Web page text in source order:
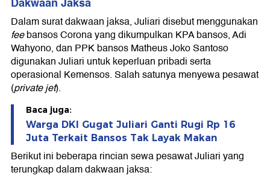
Dalam surat dakwaan jaksa, Juliari disebut menggunakan
feebansos Corona yang dikumpulkan KPA bansos, Adi
Wahyono, dan PPK bansos Matheus Joko Santoso
digunakan Juliari untuk keperluan pribadi serta
operasional Kemensos. Salah satunya menyewa pesawat
(private jet).
Baca juga:
Warga DKI Gugat Juliari Ganti Rugi Rp 16
Juta Terkait Bansos Tak Layak Makan
Berikut ini beberapa rincian sewa pesawat Juliari yang
terungkap dalam dakwaan jaksa: